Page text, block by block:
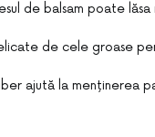
de balsam poate
de cele groase
ajută la menținerea